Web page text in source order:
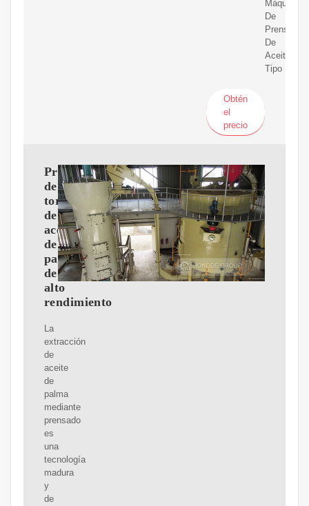
Máquina
De
Prensa
De
Aceite
Tipo
Obtén
el
precio
Prensa
de
tornillo
de
aceite
de
palma
de
alto
rendimiento
La
extracción
de
aceite
de
palma
mediante
prensado
es
una
tecnología
madura
y
de